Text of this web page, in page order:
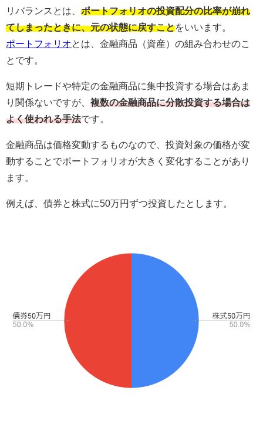
リバランスとは、 ポートフォリオの投資配分の比率が崩れ
てしまったときに、元の状態に戻すことをいいます。
ポートフォリオとは、金融商品（資産）の組み合わせのこ
とです。
短期トレードや特定の金融商品に集中投資する場合はあま
り関係ないですが、 複数の金融商品に分散投資する場合は
よく使われる手法です。
金融商品は価格変動するものなので、投資対象の価格が変
動することでポートフォリオが大きく変化することがあり
ます。
例えば、債券と株式に50万円ずつ投資したとします。